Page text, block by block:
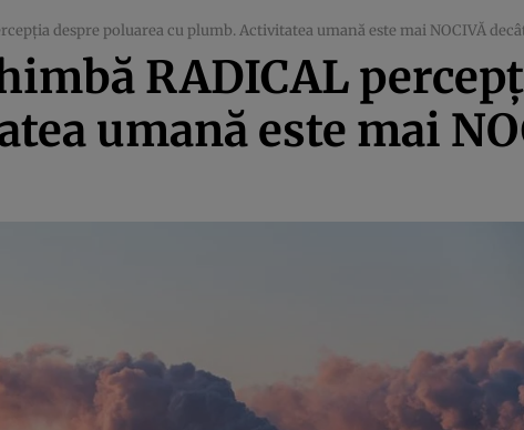
despre poluarea cu plumb. Activitatea umană este mai NOCIVĂ
RADICAL
umană este mai